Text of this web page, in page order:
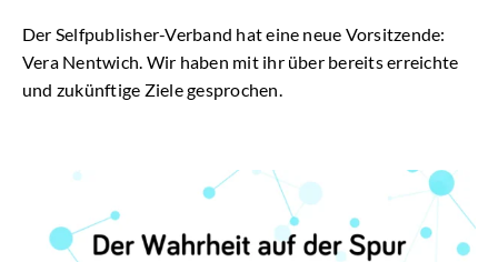
Der Selfpublisher-Verband hat eine neue Vorsitzende:
Vera Nentwich. Wir haben mit ihr über bereits erreichte
und zukünftige Ziele gesprochen.